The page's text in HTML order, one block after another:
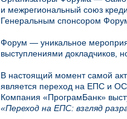
и межрегиональный союз
Генеральным спонсором
Форум — уникальное
выступлениями докладчиков,
В настоящий момент самой
является переход на ЕПС и
Компания «ПрограмБанк»
«Переход на ЕПС: взгляд